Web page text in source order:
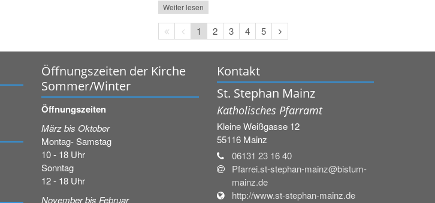
Weiter lesen
Erste
Seite
Vorherige
Seite
1 2 3 4 5
Nächste
Seite
Öffnungszeiten der Kirche
Sommer/Winter
Öffnungszeiten
März bis Oktober
Montag- Samstag
10 - 18 Uhr
Sonntag
12 - 18 Uhr
November bis Februar
Kontakt
St. Stephan Mainz
Katholisches Pfarramt
Kleine Weißgasse 12
55116 Mainz
06131 23 16 40
Pfarrei.st-stephan-mainz@bistum-
mainz.de
http://www.st-stephan-mainz.de